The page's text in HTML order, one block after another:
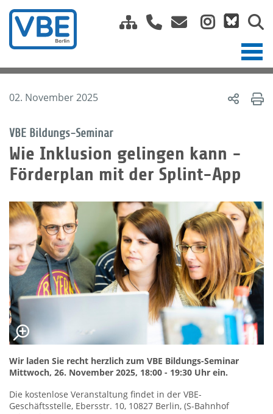
02. November 2025
VBE Bildungs-Seminar
Wie Inklusion gelingen kann -
Förderplan mit der Splint-App
Wir laden Sie recht herzlich zum VBE Bildungs-Seminar
Mittwoch, 26. November 2025, 18:00 - 19:30 Uhr ein.
Die kostenlose Veranstaltung findet in der VBE-
Geschäftsstelle, Ebersstr. 10, 10827 Berlin, (S-Bahnhof